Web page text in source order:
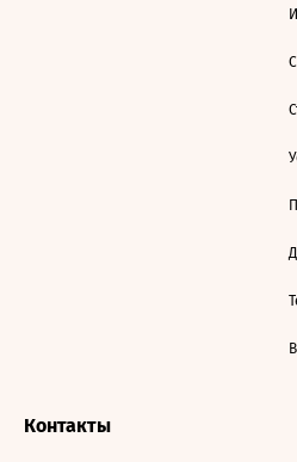
Контакты